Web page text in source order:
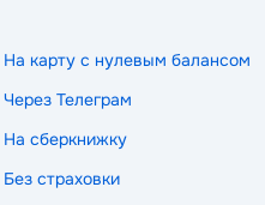
На карту с нулевым балансом
Через Телеграм
На сберкнижку
Без страховки